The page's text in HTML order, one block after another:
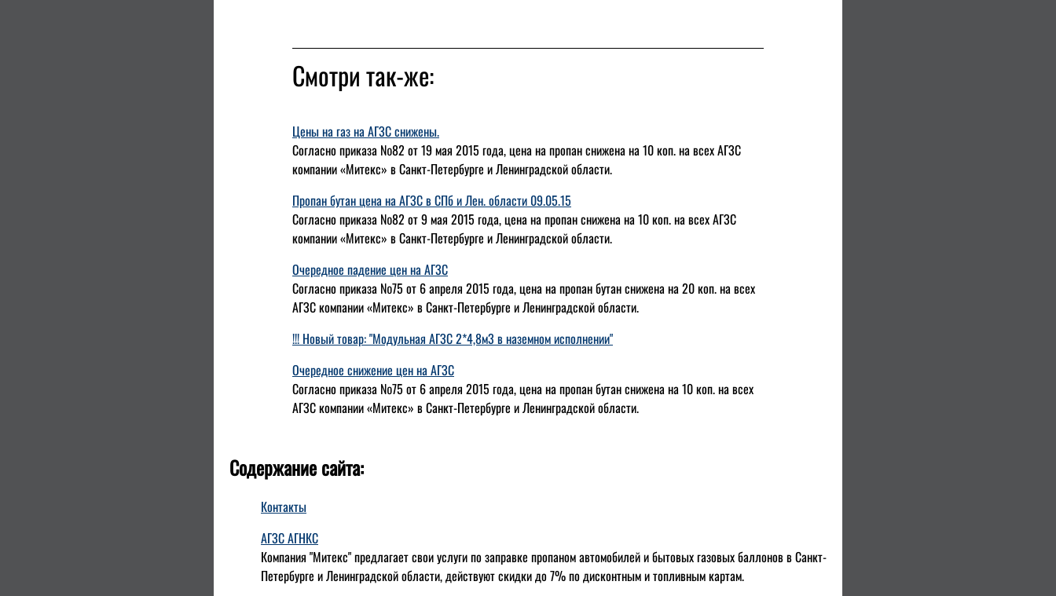
Смотри так-же:
Цены на газ на АГЗС снижены.
Согласно приказа №82 от 19 мая 2015 года, цена на пропан снижена на 10 коп. на всех АГЗС
компании «Митекс» в Санкт-Петербурге и Ленинградской области.
Пропан бутан цена на АГЗС в СПб и Лен. области 09.05.15
Согласно приказа №82 от 9 мая 2015 года, цена на пропан снижена на 10 коп. на всех АГЗС
компании «Митекс» в Санкт-Петербурге и Ленинградской области.
Очередное падение цен на АГЗС
Согласно приказа №75 от 6 апреля 2015 года, цена на пропан бутан снижена на 20 коп. на всех
АГЗС компании «Митекс» в Санкт-Петербурге и Ленинградской области.
!!! Новый товар: "Модульная АГЗС 2*4,8м3 в наземном исполнении"
Очередное снижение цен на АГЗС
Согласно приказа №75 от 6 апреля 2015 года, цена на пропан бутан снижена на 10 коп. на всех
АГЗС компании «Митекс» в Санкт-Петербурге и Ленинградской области.
Содержание сайта:
Контакты
АГЗС АГНКС
Компания "Митекс" предлагает свои услуги по заправке пропаном автомобилей и бытовых газовых баллонов в Санкт-
Петербурге и Ленинградской области, действуют скидки до 7% по дисконтным и топливным картам.